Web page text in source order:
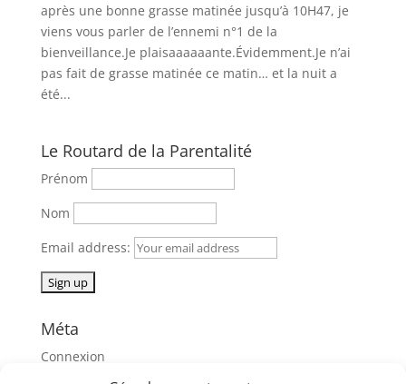
après une bonne grasse matinée jusqu’à 10H47, je
viens vous parler de l’ennemi n°1 de la
bienveillance.Je plaisaaaaaante.Évidemment.Je n’ai
pas fait de grasse matinée ce matin… et la nuit a
été...
Le Routard de la Parentalité
Prénom
Nom
Email address:
Méta
Connexion